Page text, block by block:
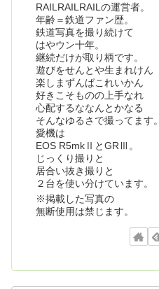
RAILRAILRAILの運営者。
年齢＝鉄道ファン歴。
鉄道写真を撮り続けて
はやウン十年。
継続だけが取り柄です。
遊びをせんとや生まれけん
楽しまずんばこれいかん
好きこそものの上手なれ
心配するななんとかなる
そんなゆるさで撮ってます。
愛機は
EOS R5mkⅡとGRⅢ。
じっくり撮りと
居合い抜き撮りと
２台を使い分けています。
※掲載した写真の
無断使用は禁じます。